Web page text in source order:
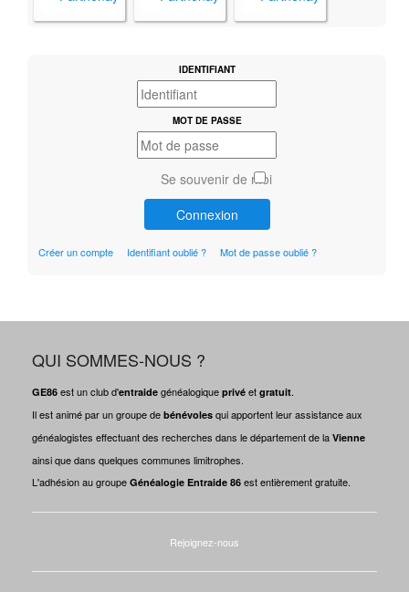
IDENTIFIANT
MOT DE PASSE
Se souvenir de moi
Connexion
Créer un compte Identifiant oublié ? Mot de passe oublié ?
QUI SOMMES-NOUS ?
GE86 est un club d'entraide généalogique privé et gratuit.
Il est animé par un groupe de bénévoles qui apportent leur assistance aux
généalogistes effectuant des recherches dans le département de la Vienne
ainsi que dans quelques communes limitrophes.
L'adhésion au groupe Généalogie Entraide 86 est entièrement gratuite.
Rejoignez-nous